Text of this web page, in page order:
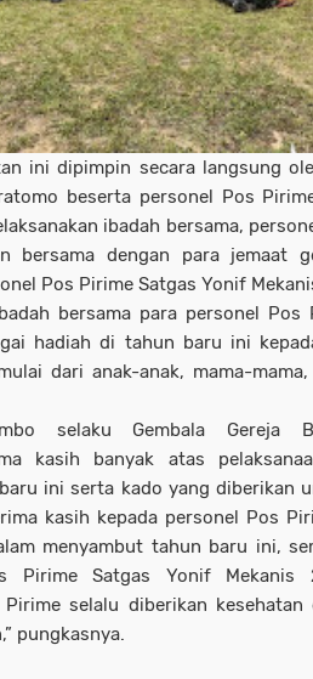
ini dipimpin secara langsung
beserta personel Pos
ibadah bersama,
bersama dengan para jemaat
Pos Pirime Satgas Yonif
bersama para personel Pos
hadiah di tahun baru ini
dari anak-anak, mama-
selaku Gembala Gereja
kasih banyak atas
ini serta kado yang diberikan
kasih kepada personel Pos
menyambut tahun baru ini,
Pirime Satgas Yonif Mekanis
selalu diberikan kesehatan
pungkasnya.